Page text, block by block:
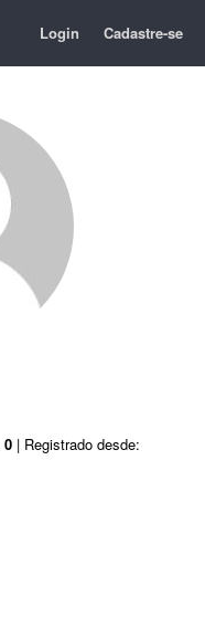
Login Cadastre-se
0 | Registrado desde: